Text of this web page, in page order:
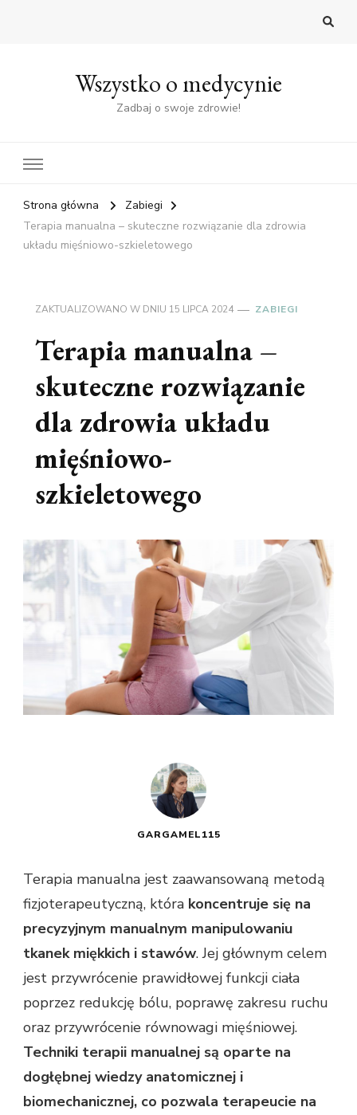
Wszystko o medycynie
Zadbaj o swoje zdrowie!
Strona główna
Zabiegi
Terapia manualna – skuteczne rozwiązanie dla zdrowia
układu mięśniowo-szkieletowego
ZAKTUALIZOWANO W DNIU 15 LIPCA 2024 ZABIEGI
Terapia manualna –
skuteczne rozwiązanie
dla zdrowia układu
mięśniowo-
szkieletowego
GARGAMEL115
Terapia manualna jest zaawansowaną metodą
fizjoterapeutyczną, która koncentruje się na
precyzyjnym manualnym manipulowaniu
tkanek miękkich i stawów. Jej głównym celem
jest przywrócenie prawidłowej funkcji ciała
poprzez redukcję bólu, poprawę zakresu ruchu
oraz przywrócenie równowagi mięśniowej.
Techniki terapii manualnej są oparte na
dogłębnej wiedzy anatomicznej i
biomechanicznej, co pozwala terapeucie na